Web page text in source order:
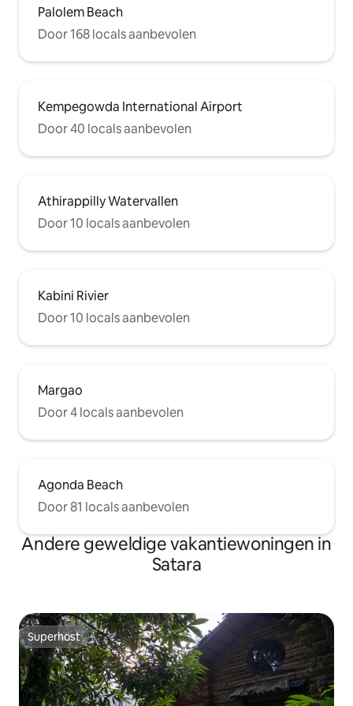
Palolem Beach
Door 168 locals aanbevolen
Kempegowda International Airport
Door 40 locals aanbevolen
Athirappilly Watervallen
Door 10 locals aanbevolen
Kabini Rivier
Door 10 locals aanbevolen
Margao
Door 4 locals aanbevolen
Agonda Beach
Door 81 locals aanbevolen
Andere geweldige vakantiewoningen in
Satara
Superhost
Superhost